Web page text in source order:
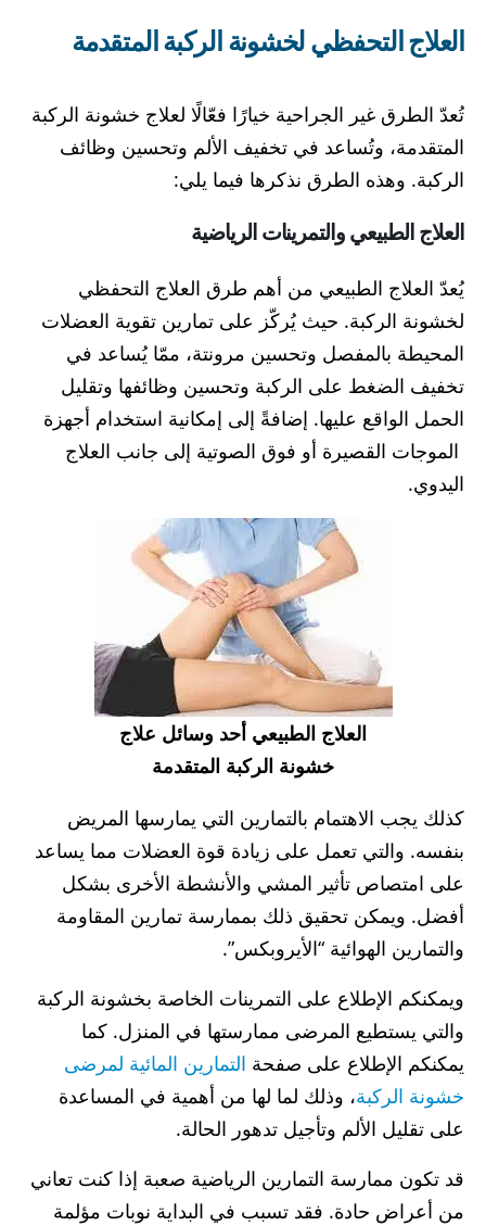
العلاج التحفظي لخشونة الركبة المتقدمة
تُعدّ الطرق غير الجراحية خيارًا فعّالًا لعلاج خشونة الركبة
المتقدمة، وتُساعد في تخفيف الألم وتحسين وظائف
الركبة. وهذه الطرق نذكرها فيما يلي:
العلاج الطبيعي والتمرينات الرياضية
يُعدّ العلاج الطبيعي من أهم طرق العلاج التحفظي
لخشونة الركبة. حيث يُركّز على تمارين تقوية العضلات
المحيطة بالمفصل وتحسين مرونتة، ممّا يُساعد في
تخفيف الضغط على الركبة وتحسين وظائفها وتقليل
الحمل الواقع عليها. إضافةً إلى إمكانية استخدام أجهزة
الموجات القصيرة أو فوق الصوتية إلى جانب العلاج
اليدوي.
العلاج الطبيعي أحد وسائل علاج
خشونة الركبة المتقدمة
كذلك يجب الاهتمام بالتمارين التي يمارسها المريض
بنفسه. والتي تعمل على زيادة قوة العضلات مما يساعد
على امتصاص تأثير المشي والأنشطة الأخرى بشكل
أفضل. ويمكن تحقيق ذلك بممارسة تمارين المقاومة
والتمارين الهوائية “الأيروبكس”.
ويمكنكم الإطلاع على التمرينات الخاصة بخشونة الركبة
والتي يستطيع المرضى ممارستها في المنزل. كما
يمكنكم الإطلاع على صفحة التمارين المائية لمرضى
خشونة الركبة، وذلك لما لها من أهمية في المساعدة
على تقليل الألم وتأجيل تدهور الحالة.
قد تكون ممارسة التمارين الرياضية صعبة إذا كنت تعاني
من أعراض حادة. فقد تسبب في البداية نوبات مؤلمة